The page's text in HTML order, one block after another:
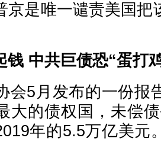
京是唯一谴责美国把
钱 中共巨债恐“蛋打
会5月发布的一份报
大的债权国，未偿
年的5.5万亿美元